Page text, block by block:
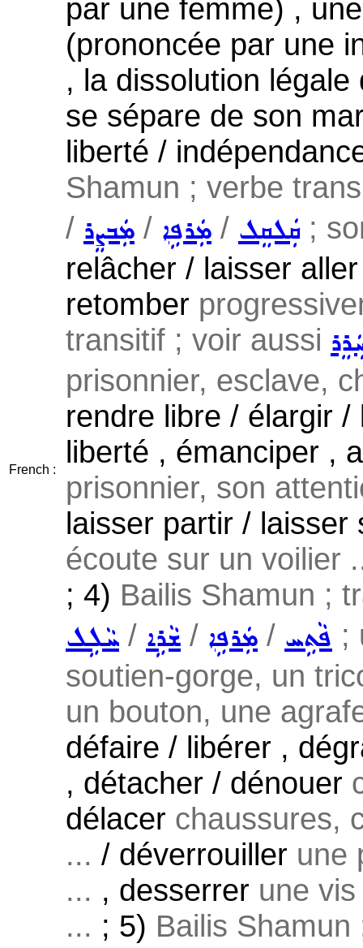
French :
par une femme) ,
(prononcée par une
, la dissolution
se sépare de son
liberté /
Shamun ; verbe
/ ܡܲܒܨܸܪ / ܡܲܪܦܹܐ / ܩܲܠܩܸܠ ;
relâcher / laisser
retomber
transitif ; voir aussi
prisonnier, esclave,
rendre libre / élargir
liberté , émanciper ,
prisonnier, son
laisser partir /
écoute sur un voilier
; 4) Bailis Shamun ;
ܚܵܠܹܠ / ܫܵܪܹܐ / ܡܲܪܦܹܐ / ܦܵܬܹܚ ;
soutien-gorge, un
un bouton, une
défaire / libérer ,
, détacher / dénouer
délacer chaussures,
... / déverrouiller une
... , desserrer une vis
... ; 5) Bailis